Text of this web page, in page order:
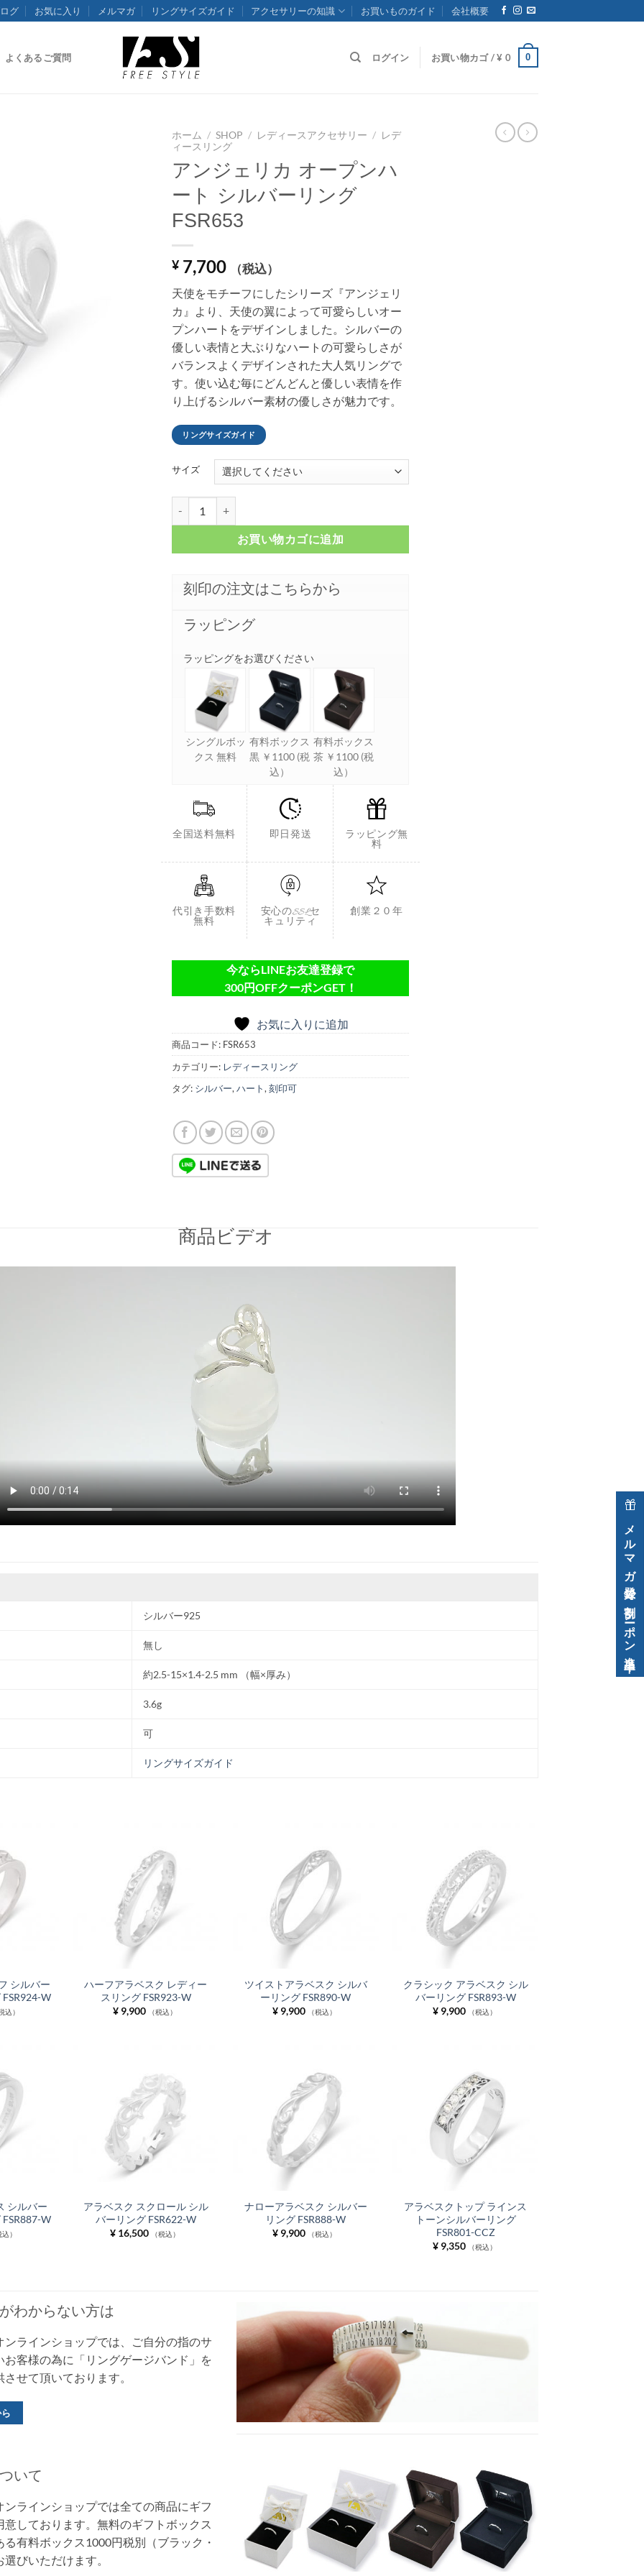
グ お気に入り メルマガ リングサイズガイド アクセサリーの知識 お買いものガイド 会社概要
よくあるご質問 ログイン お買い物カゴ /¥ 0 0
ホーム / SHOP / レディースアクセサリー / レデ
ィースリング
アンジェリカ オープンハ
ート シルバーリング
FSR653
¥ 7,700 （税込）
天使をモチーフにしたシリーズ『アンジェリ
カ』より、天使の翼によって可愛らしいオー
プンハートをデザインしました。シルバーの
優しい表情と大ぶりなハートの可愛らしさが
バランスよくデザインされた大人気リングで
す。使い込む毎にどんどんと優しい表情を作
り上げるシルバー素材の優しさが魅力です。
リングサイズガイド
サイズ
お買い物カゴに追加
刻印の注文はこちらから
ラッピング
ラッピングをお選びください
シングルボッ
クス 無料
有料ボックス
黒 ￥1100 (税
込）
有料ボックス
茶 ￥1100 (税
込）
全国送料無料 即日発送
ラッピング無
料
代引き手数料
無料
安心のSSLセ
キュリティ
創業２０年
今ならLINEお友達登録で
300円OFFクーポンGET！
お気に入りに追加
商品コード: FSR653
カテゴリー: レディースリング
タグ: シルバー, ハート, 刻印可
商品ビデオ
シルバー925
無し
約2.5-15×1.4-2.5 mm （幅×厚み）
3.6g
可
リングサイズガイド
シルバー
W
込）
ハーフアラベスク レディー
スリング FSR923-W
¥9,900 （税込）
ツイストアラベスク シルバ
ーリング FSR890-W
¥ 9,900 （税込）
クラシック アラベスク シル
バーリング FSR893-W
¥9,900 （税込）
シルバー
W
）
アラベスク スクロール シル
バーリング FSR622-W
¥16,500 （税込）
ナローアラベスク シルバー
リング FSR888-W
¥ 9,900 （税込）
アラベスクトップ ラインス
トーンシルバーリング
FSR801-CCZ
¥9,350 （税込）
わからない方は
ンラインショップでは、ご自分の指のサ
お客様の為に「リングゲージバンド」を
せて頂いております。
いて
ンラインショップでは全ての商品にギフ
意しております。無料のギフトボックス
有料ボックス1000円税別（ブラック・
びいただけます。
メルマガ登録で割引クーポン進呈中！